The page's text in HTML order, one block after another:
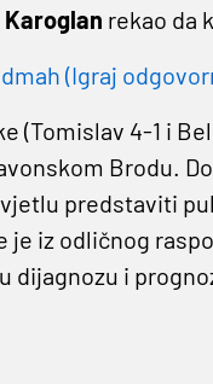
Karoglan rekao da
(Igraj
(Tomislav 4-1 i
Brodu.
predstaviti
iz odličnog
dijagnozu i